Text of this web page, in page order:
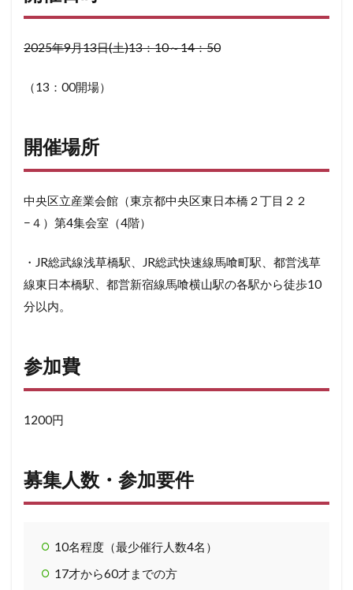
2025年9月13日(土)13：10～14：50
（13：00開場）
開催場所
中央区立産業会館（東京都中央区東日本橋２丁目２２
−４）第4集会室（4階）
・JR総武線浅草橋駅、JR総武快速線馬喰町駅、都営浅草
線東日本橋駅、都営新宿線馬喰横山駅の各駅から徒歩10
分以内。
参加費
1200円
募集人数・参加要件
10名程度（最少催行人数4名）
17才から60才までの方